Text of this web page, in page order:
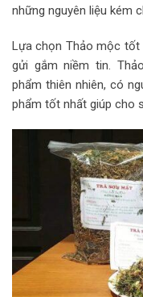
những nguyên liệu kém
Lựa chọn Thảo mộc
gửi gắm niềm tin.
phẩm thiên nhiên, có
phẩm tốt nhất giúp cho